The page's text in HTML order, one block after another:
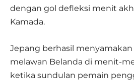
dengan gol defleksi menit
Kamada.
Jepang berhasil
melawan Belanda di menit-
ketika sundulan pemain